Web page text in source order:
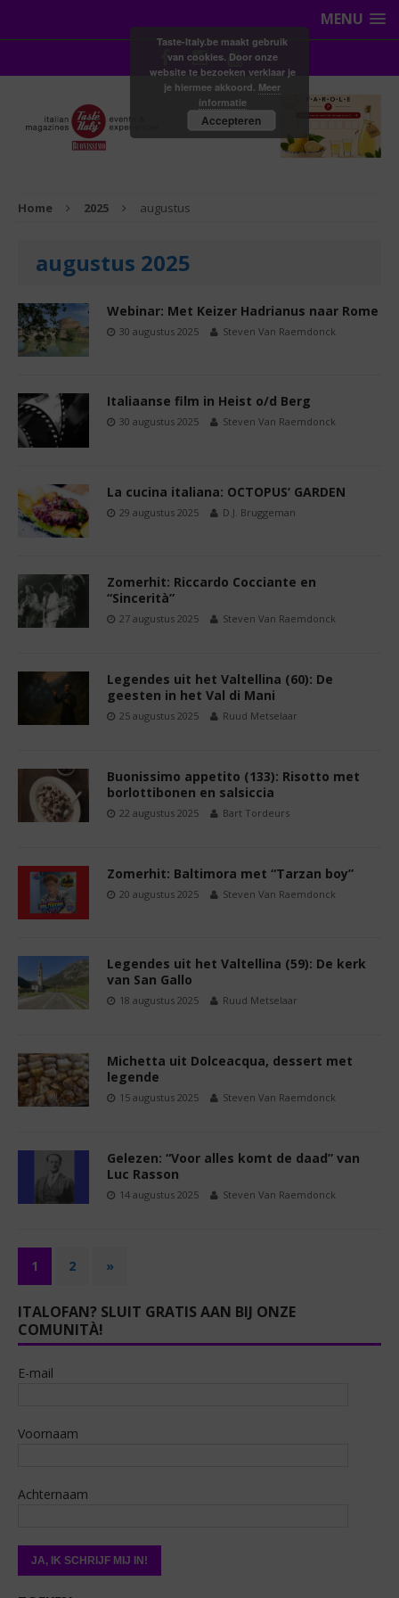
MENU
Home 2025 augustus
augustus 2025
Webinar: Met Keizer Hadrianus naar Rome
30 augustus 2025 Steven Van Raemdonck
Italiaanse film in Heist o/d Berg
30 augustus 2025 Steven Van Raemdonck
La cucina italiana: OCTOPUS’ GARDEN
29 augustus 2025 D.J. Bruggeman
Zomerhit: Riccardo Cocciante en
“Sincerità”
27 augustus 2025 Steven Van Raemdonck
Legendes uit het Valtellina (60): De
geesten in het Val di Mani
25 augustus 2025 Ruud Metselaar
Buonissimo appetito (133): Risotto met
borlottibonen en salsiccia
22 augustus 2025 Bart Tordeurs
Zomerhit: Baltimora met “Tarzan boy”
20 augustus 2025 Steven Van Raemdonck
Legendes uit het Valtellina (59): De kerk
van San Gallo
18 augustus 2025 Ruud Metselaar
Michetta uit Dolceacqua, dessert met
legende
15 augustus 2025 Steven Van Raemdonck
Gelezen: “Voor alles komt de daad” van
Luc Rasson
14 augustus 2025 Steven Van Raemdonck
1 2 »
ITALOFAN? SLUIT GRATIS AAN BIJ ONZE
COMUNITÀ!
E-mail
Voornaam
Achternaam
Taste-Italy.be maakt gebruik
van cookies. Door onze
website te bezoeken verklaar je
je hiermee akkoord. Meer
informatie
Accepteren